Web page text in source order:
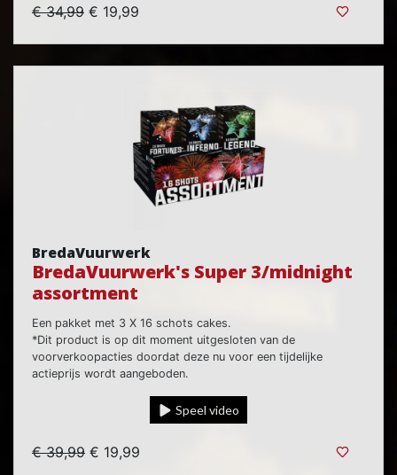
€ 34,99 € 19,99
BredaVuurwerk
BredaVuurwerk's Super 3/midnight
assortment
Een pakket met 3 X 16 schots cakes.
*Dit product is op dit moment uitgesloten van de
voorverkoopacties doordat deze nu voor een tijdelijke
actieprijs wordt aangeboden.
Speel video
€ 39,99 € 19,99